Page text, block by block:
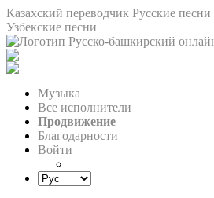
Казахский переводчик Русские песни
Узбекские песни
Музыка
Все исполнители
Продвижение
Благодарности
Войти